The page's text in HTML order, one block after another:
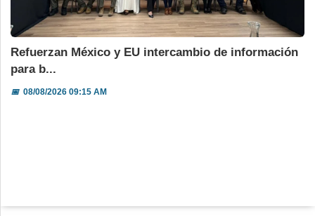
Refuerzan México y EU intercambio de información
para b...
📅08/08/2026 09:15 AM